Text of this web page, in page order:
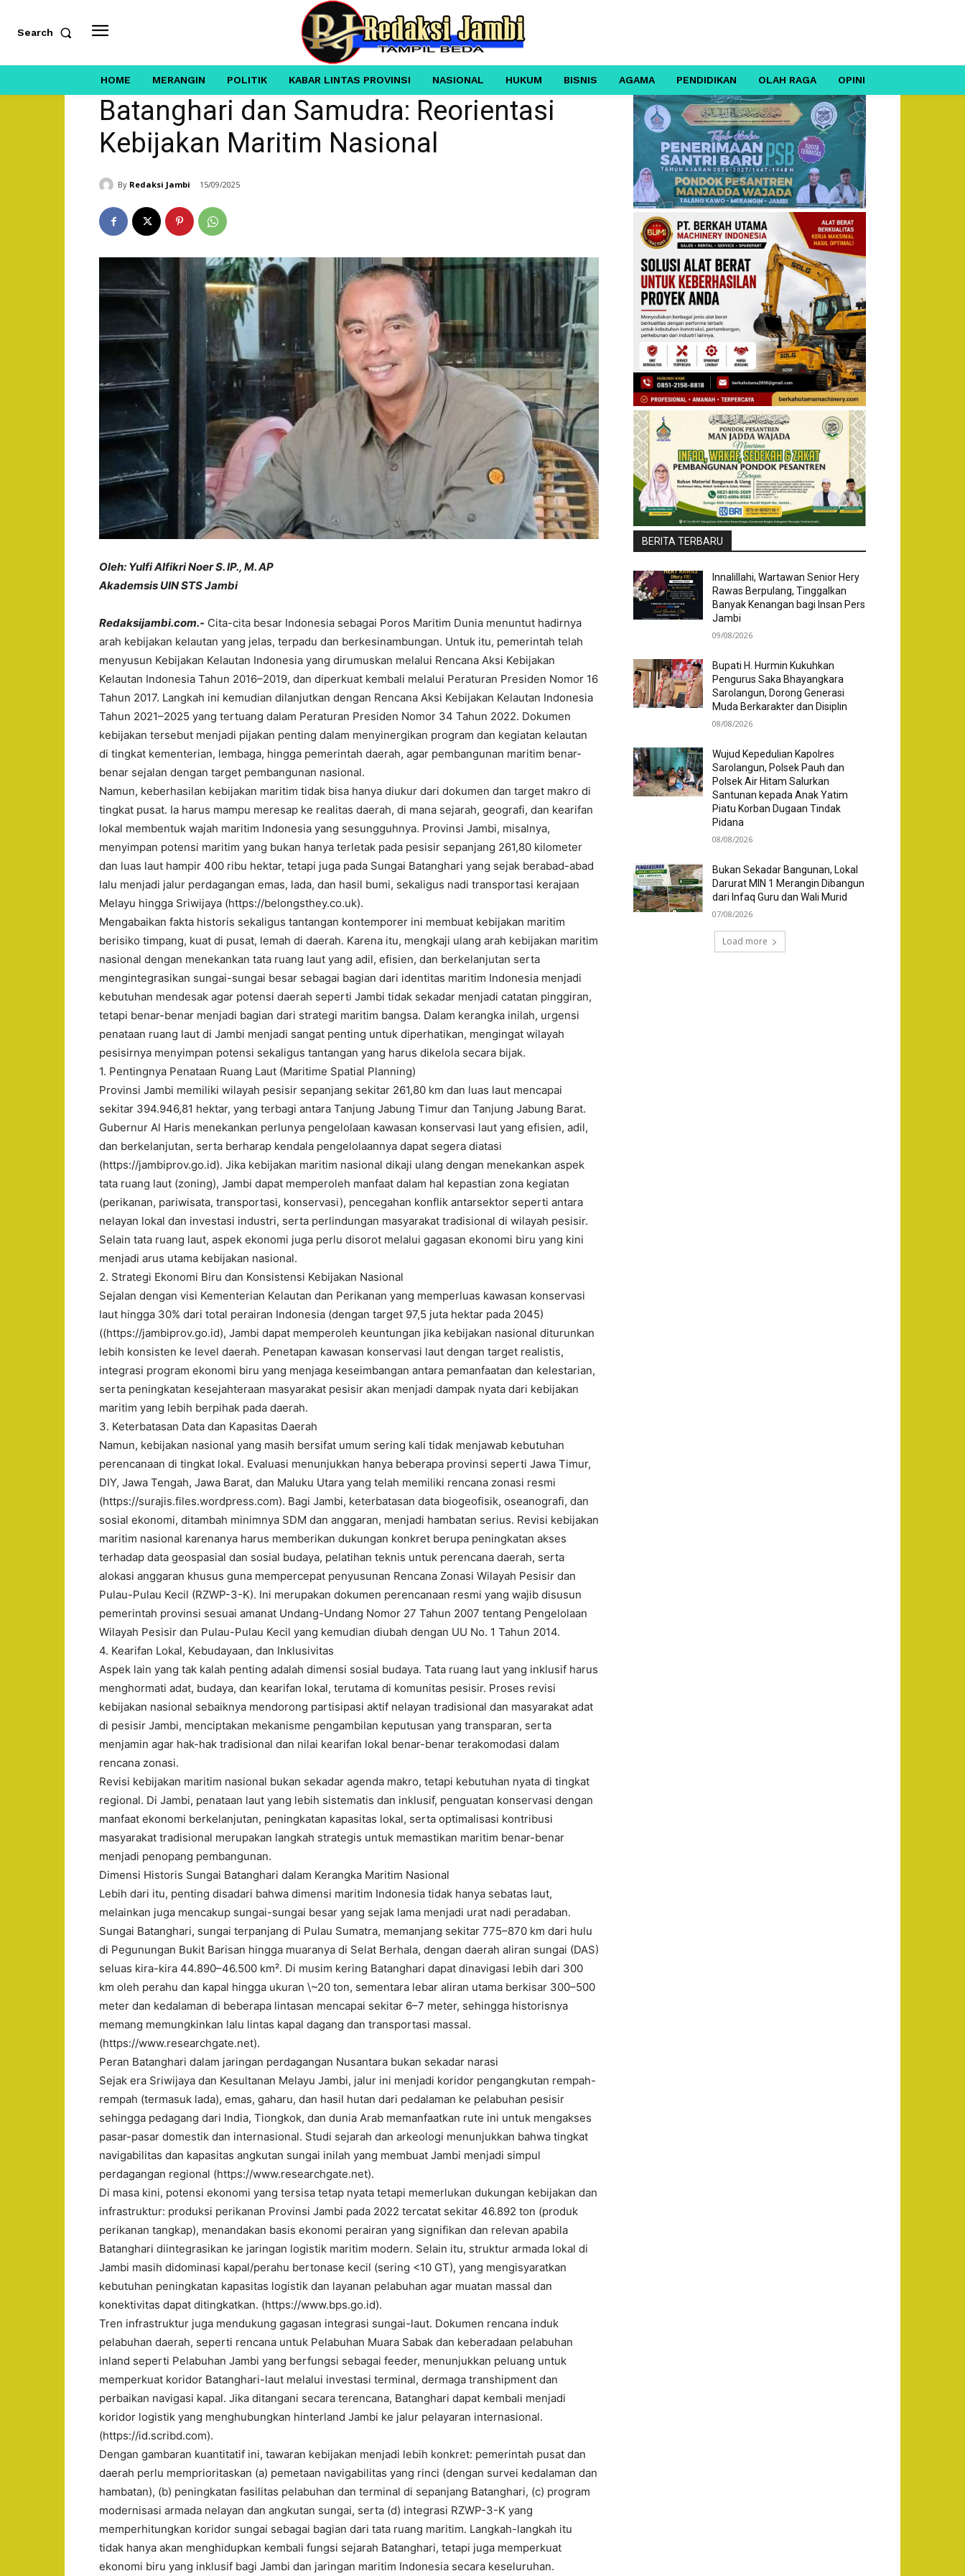
Search
HOME MERANGIN POLITIK KABAR LINTAS PROVINSI NASIONAL HUKUM BISNIS AGAMA PENDIDIKAN OLAH RAGA OPINI
Batanghari dan Samudra: Reorientasi
Kebijakan Maritim Nasional
By Redaksi Jambi 15/09/2025
Oleh: Yulfi Alfikri Noer S. IP., M. AP
Akademsis UIN STS Jambi
Redaksijambi.com.- Cita-cita besar Indonesia sebagai Poros Maritim Dunia menuntut hadirnya
arah kebijakan kelautan yang jelas, terpadu dan berkesinambungan. Untuk itu, pemerintah telah
menyusun Kebijakan Kelautan Indonesia yang dirumuskan melalui Rencana Aksi Kebijakan
Kelautan Indonesia Tahun 2016–2019, dan diperkuat kembali melalui Peraturan Presiden Nomor 16
Tahun 2017. Langkah ini kemudian dilanjutkan dengan Rencana Aksi Kebijakan Kelautan Indonesia
Tahun 2021–2025 yang tertuang dalam Peraturan Presiden Nomor 34 Tahun 2022. Dokumen
kebijakan tersebut menjadi pijakan penting dalam menyinergikan program dan kegiatan kelautan
di tingkat kementerian, lembaga, hingga pemerintah daerah, agar pembangunan maritim benar-
benar sejalan dengan target pembangunan nasional.
Namun, keberhasilan kebijakan maritim tidak bisa hanya diukur dari dokumen dan target makro di
tingkat pusat. Ia harus mampu meresap ke realitas daerah, di mana sejarah, geografi, dan kearifan
lokal membentuk wajah maritim Indonesia yang sesungguhnya. Provinsi Jambi, misalnya,
menyimpan potensi maritim yang bukan hanya terletak pada pesisir sepanjang 261,80 kilometer
dan luas laut hampir 400 ribu hektar, tetapi juga pada Sungai Batanghari yang sejak berabad-abad
lalu menjadi jalur perdagangan emas, lada, dan hasil bumi, sekaligus nadi transportasi kerajaan
Melayu hingga Sriwijaya (https://belongsthey.co.uk).
Mengabaikan fakta historis sekaligus tantangan kontemporer ini membuat kebijakan maritim
berisiko timpang, kuat di pusat, lemah di daerah. Karena itu, mengkaji ulang arah kebijakan maritim
nasional dengan menekankan tata ruang laut yang adil, efisien, dan berkelanjutan serta
mengintegrasikan sungai-sungai besar sebagai bagian dari identitas maritim Indonesia menjadi
kebutuhan mendesak agar potensi daerah seperti Jambi tidak sekadar menjadi catatan pinggiran,
tetapi benar-benar menjadi bagian dari strategi maritim bangsa. Dalam kerangka inilah, urgensi
penataan ruang laut di Jambi menjadi sangat penting untuk diperhatikan, mengingat wilayah
pesisirnya menyimpan potensi sekaligus tantangan yang harus dikelola secara bijak.
1. Pentingnya Penataan Ruang Laut (Maritime Spatial Planning)
Provinsi Jambi memiliki wilayah pesisir sepanjang sekitar 261,80 km dan luas laut mencapai
sekitar 394.946,81 hektar, yang terbagi antara Tanjung Jabung Timur dan Tanjung Jabung Barat.
Gubernur Al Haris menekankan perlunya pengelolaan kawasan konservasi laut yang efisien, adil,
dan berkelanjutan, serta berharap kendala pengelolaannya dapat segera diatasi
(https://jambiprov.go.id). Jika kebijakan maritim nasional dikaji ulang dengan menekankan aspek
tata ruang laut (zoning), Jambi dapat memperoleh manfaat dalam hal kepastian zona kegiatan
(perikanan, pariwisata, transportasi, konservasi), pencegahan konflik antarsektor seperti antara
nelayan lokal dan investasi industri, serta perlindungan masyarakat tradisional di wilayah pesisir.
Selain tata ruang laut, aspek ekonomi juga perlu disorot melalui gagasan ekonomi biru yang kini
menjadi arus utama kebijakan nasional.
2. Strategi Ekonomi Biru dan Konsistensi Kebijakan Nasional
Sejalan dengan visi Kementerian Kelautan dan Perikanan yang memperluas kawasan konservasi
laut hingga 30% dari total perairan Indonesia (dengan target 97,5 juta hektar pada 2045)
((https://jambiprov.go.id), Jambi dapat memperoleh keuntungan jika kebijakan nasional diturunkan
lebih konsisten ke level daerah. Penetapan kawasan konservasi laut dengan target realistis,
integrasi program ekonomi biru yang menjaga keseimbangan antara pemanfaatan dan kelestarian,
serta peningkatan kesejahteraan masyarakat pesisir akan menjadi dampak nyata dari kebijakan
maritim yang lebih berpihak pada daerah.
3. Keterbatasan Data dan Kapasitas Daerah
Namun, kebijakan nasional yang masih bersifat umum sering kali tidak menjawab kebutuhan
perencanaan di tingkat lokal. Evaluasi menunjukkan hanya beberapa provinsi seperti Jawa Timur,
DIY, Jawa Tengah, Jawa Barat, dan Maluku Utara yang telah memiliki rencana zonasi resmi
(https://surajis.files.wordpress.com). Bagi Jambi, keterbatasan data biogeofisik, oseanografi, dan
sosial ekonomi, ditambah minimnya SDM dan anggaran, menjadi hambatan serius. Revisi kebijakan
maritim nasional karenanya harus memberikan dukungan konkret berupa peningkatan akses
terhadap data geospasial dan sosial budaya, pelatihan teknis untuk perencana daerah, serta
alokasi anggaran khusus guna mempercepat penyusunan Rencana Zonasi Wilayah Pesisir dan
Pulau-Pulau Kecil (RZWP-3-K). Ini merupakan dokumen perencanaan resmi yang wajib disusun
pemerintah provinsi sesuai amanat Undang-Undang Nomor 27 Tahun 2007 tentang Pengelolaan
Wilayah Pesisir dan Pulau-Pulau Kecil yang kemudian diubah dengan UU No. 1 Tahun 2014.
4. Kearifan Lokal, Kebudayaan, dan Inklusivitas
Aspek lain yang tak kalah penting adalah dimensi sosial budaya. Tata ruang laut yang inklusif harus
menghormati adat, budaya, dan kearifan lokal, terutama di komunitas pesisir. Proses revisi
kebijakan nasional sebaiknya mendorong partisipasi aktif nelayan tradisional dan masyarakat adat
di pesisir Jambi, menciptakan mekanisme pengambilan keputusan yang transparan, serta
menjamin agar hak-hak tradisional dan nilai kearifan lokal benar-benar terakomodasi dalam
rencana zonasi.
Revisi kebijakan maritim nasional bukan sekadar agenda makro, tetapi kebutuhan nyata di tingkat
regional. Di Jambi, penataan laut yang lebih sistematis dan inklusif, penguatan konservasi dengan
manfaat ekonomi berkelanjutan, peningkatan kapasitas lokal, serta optimalisasi kontribusi
masyarakat tradisional merupakan langkah strategis untuk memastikan maritim benar-benar
menjadi penopang pembangunan.
Dimensi Historis Sungai Batanghari dalam Kerangka Maritim Nasional
Lebih dari itu, penting disadari bahwa dimensi maritim Indonesia tidak hanya sebatas laut,
melainkan juga mencakup sungai-sungai besar yang sejak lama menjadi urat nadi peradaban.
Sungai Batanghari, sungai terpanjang di Pulau Sumatra, memanjang sekitar 775–870 km dari hulu
di Pegunungan Bukit Barisan hingga muaranya di Selat Berhala, dengan daerah aliran sungai (DAS)
seluas kira-kira 44.890–46.500 km². Di musim kering Batanghari dapat dinavigasi lebih dari 300
km oleh perahu dan kapal hingga ukuran \~20 ton, sementara lebar aliran utama berkisar 300–500
meter dan kedalaman di beberapa lintasan mencapai sekitar 6–7 meter, sehingga historisnya
memang memungkinkan lalu lintas kapal dagang dan transportasi massal.
(https://www.researchgate.net).
Peran Batanghari dalam jaringan perdagangan Nusantara bukan sekadar narasi
Sejak era Sriwijaya dan Kesultanan Melayu Jambi, jalur ini menjadi koridor pengangkutan rempah-
rempah (termasuk lada), emas, gaharu, dan hasil hutan dari pedalaman ke pelabuhan pesisir
sehingga pedagang dari India, Tiongkok, dan dunia Arab memanfaatkan rute ini untuk mengakses
pasar-pasar domestik dan internasional. Studi sejarah dan arkeologi menunjukkan bahwa tingkat
navigabilitas dan kapasitas angkutan sungai inilah yang membuat Jambi menjadi simpul
perdagangan regional (https://www.researchgate.net).
Di masa kini, potensi ekonomi yang tersisa tetap nyata tetapi memerlukan dukungan kebijakan dan
infrastruktur: produksi perikanan Provinsi Jambi pada 2022 tercatat sekitar 46.892 ton (produk
perikanan tangkap), menandakan basis ekonomi perairan yang signifikan dan relevan apabila
Batanghari diintegrasikan ke jaringan logistik maritim modern. Selain itu, struktur armada lokal di
Jambi masih didominasi kapal/perahu bertonase kecil (sering <10 GT), yang mengisyaratkan
kebutuhan peningkatan kapasitas logistik dan layanan pelabuhan agar muatan massal dan
konektivitas dapat ditingkatkan. (https://www.bps.go.id).
Tren infrastruktur juga mendukung gagasan integrasi sungai-laut. Dokumen rencana induk
pelabuhan daerah, seperti rencana untuk Pelabuhan Muara Sabak dan keberadaan pelabuhan
inland seperti Pelabuhan Jambi yang berfungsi sebagai feeder, menunjukkan peluang untuk
memperkuat koridor Batanghari-laut melalui investasi terminal, dermaga transhipment dan
perbaikan navigasi kapal. Jika ditangani secara terencana, Batanghari dapat kembali menjadi
koridor logistik yang menghubungkan hinterland Jambi ke jalur pelayaran internasional.
(https://id.scribd.com).
Dengan gambaran kuantitatif ini, tawaran kebijakan menjadi lebih konkret: pemerintah pusat dan
daerah perlu memprioritaskan (a) pemetaan navigabilitas yang rinci (dengan survei kedalaman dan
hambatan), (b) peningkatan fasilitas pelabuhan dan terminal di sepanjang Batanghari, (c) program
modernisasi armada nelayan dan angkutan sungai, serta (d) integrasi RZWP-3-K yang
memperhitungkan koridor sungai sebagai bagian dari tata ruang maritim. Langkah-langkah itu
tidak hanya akan menghidupkan kembali fungsi sejarah Batanghari, tetapi juga memperkuat
ekonomi biru yang inklusif bagi Jambi dan jaringan maritim Indonesia secara keseluruhan.
BERITA TERBARU
Innalillahi, Wartawan Senior Hery
Rawas Berpulang, Tinggalkan
Banyak Kenangan bagi Insan Pers
Jambi
09/08/2026
Bupati H. Hurmin Kukuhkan
Pengurus Saka Bhayangkara
Sarolangun, Dorong Generasi
Muda Berkarakter dan Disiplin
08/08/2026
Wujud Kepedulian Kapolres
Sarolangun, Polsek Pauh dan
Polsek Air Hitam Salurkan
Santunan kepada Anak Yatim
Piatu Korban Dugaan Tindak
Pidana
08/08/2026
Bukan Sekadar Bangunan, Lokal
Darurat MIN 1 Merangin Dibangun
dari Infaq Guru dan Wali Murid
07/08/2026
Load more